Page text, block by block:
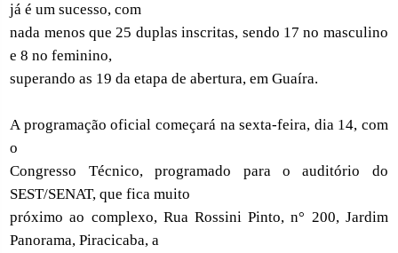
já é um sucesso, com
nada menos que 25 duplas inscritas, sendo 17 no masculino
e 8 no feminino,
superando as 19 da etapa de abertura, em Guaíra.
A programação oficial começará na sexta-feira, dia 14, com
o
Congresso Técnico, programado para o auditório do
SEST/SENAT, que fica muito
próximo ao complexo, Rua Rossini Pinto, n° 200, Jardim
Panorama, Piracicaba, a